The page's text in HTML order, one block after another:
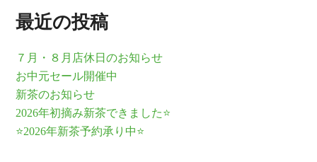
最近の投稿
７月・８月店休日のお知らせ
お中元セール開催中
新茶のお知らせ
2026年初摘み新茶できました⭐
⭐2026年新茶予約承り中⭐